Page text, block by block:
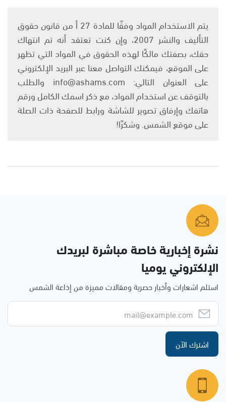
يتم الاستخدام المواد وفقًا للمادة 27 أ من قانون حقوق
التأليف والنشر 2007، وإن كنت تعتقد أنه تم انتهاك
حقك، بصفتك مالكًا لهذه الحقوق في المواد التي تظهر
على الموقع، فيمكنك التواصل معنا عبر البريد الإلكتروني
على العنوان التالي: info@ashams.com والطلب
بالتوقف عن استخدام المواد، مع ذكر اسمك الكامل ورقم
هاتفك وإرفاق تصوير للشاشة ورابط للصفحة ذات الصلة
على موقع الشمس. وشكرًا!
نشرة إخبارية خاصة مباشرة لبريدك
الإلكتروني يوميا
استلم اشعارات وأخبار حصرية ومقالات مميزة من إذاعة الشمس
اشترك الآن